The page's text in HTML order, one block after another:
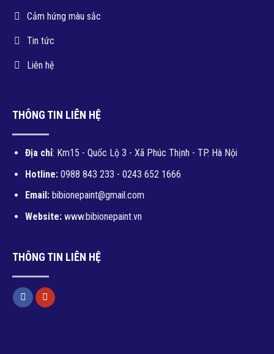
Cảm hứng màu sắc
Tin tức
Liên hệ
THÔNG TIN LIÊN HỆ
Địa chỉ: Km15 - Quốc Lộ 3 - Xã Phúc Thịnh - TP. Hà Nội
Hotline: 0988 843 233 - 0243 652 1666
Email:bibionepaint@gmail.com
Website:www.bibionepaint.vn
THÔNG TIN LIÊN HỆ